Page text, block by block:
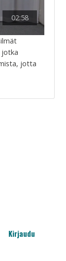
02:58
jotka
jotta
Kirjaudu